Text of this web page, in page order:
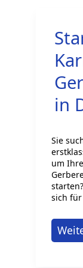
in
Sie
um
sich
Sie